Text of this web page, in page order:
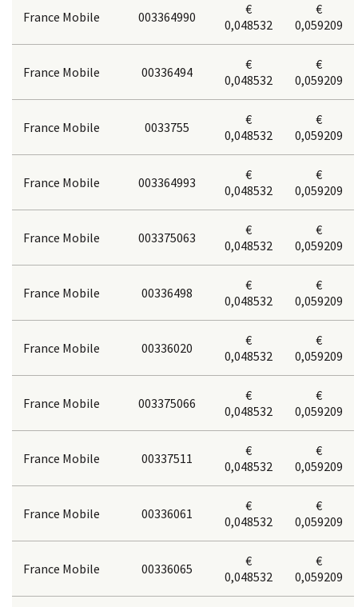
France Mobile 003364990
€
0,048532
€
0,059209
France Mobile 00336494
€
0,048532
€
0,059209
France Mobile 0033755
€
0,048532
€
0,059209
France Mobile 003364993
€
0,048532
€
0,059209
France Mobile 003375063
€
0,048532
€
0,059209
France Mobile 00336498
€
0,048532
€
0,059209
France Mobile 00336020
€
0,048532
€
0,059209
France Mobile 003375066
€
0,048532
€
0,059209
France Mobile 00337511
€
0,048532
€
0,059209
France Mobile 00336061
€
0,048532
€
0,059209
France Mobile 00336065
€
0,048532
€
0,059209